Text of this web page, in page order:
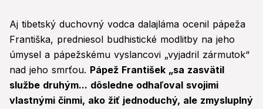
Aj tibetský duchovný vodca dalajláma ocenil pápeža
Františka, predniesol budhistické modlitby na jeho
úmysel a pápežskému vyslancovi „vyjadril zármutok“
nad jeho smrťou. Pápež František „sa zasvätil
službe druhým... dôsledne odhaľoval svojimi
vlastnými činmi, ako žiť jednoduchý, ale zmysluplný